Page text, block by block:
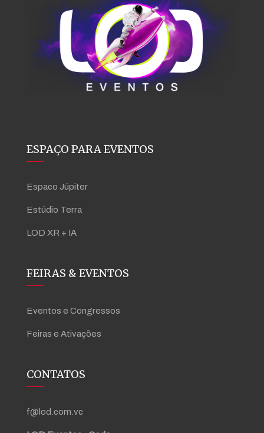
ESPAÇO PARA EVENTOS
Espaco Júpiter
Estúdio Terra
LOD XR + IA
FEIRAS & EVENTOS
Eventos e Congressos
Feiras e Ativações
CONTATOS
f@lod.com.vc